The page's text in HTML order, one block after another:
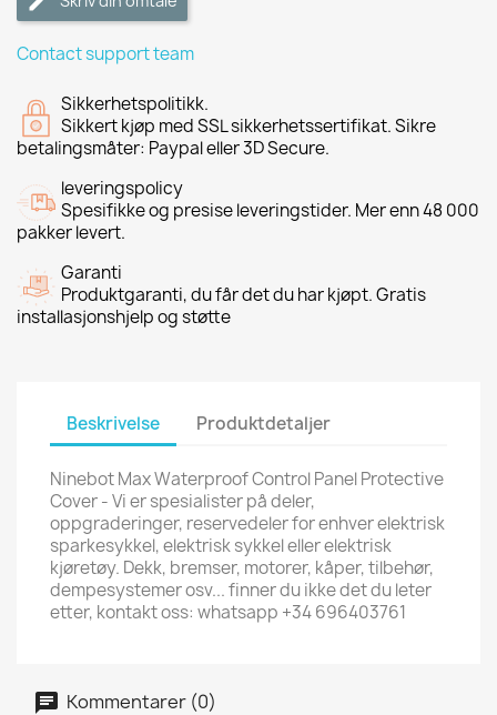
Contact support team
Sikkerhetspolitikk.
Sikkert kjøp med SSL sikkerhetssertifikat. Sikre
betalingsmåter: Paypal eller 3D Secure.
leveringspolicy
Spesifikke og presise leveringstider. Mer enn 48 000
pakker levert.
Garanti
Produktgaranti, du får det du har kjøpt. Gratis
installasjonshjelp og støtte
Beskrivelse Produktdetaljer
Ninebot Max Waterproof Control Panel Protective
Cover - Vi er spesialister på deler,
oppgraderinger, reservedeler for enhver elektrisk
sparkesykkel, elektrisk sykkel eller elektrisk
kjøretøy. Dekk, bremser, motorer, kåper, tilbehør,
dempesystemer osv... finner du ikke det du leter
etter, kontakt oss: whatsapp +34 696403761
Kommentarer (0)